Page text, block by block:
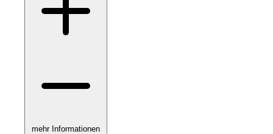
mehr Informationen